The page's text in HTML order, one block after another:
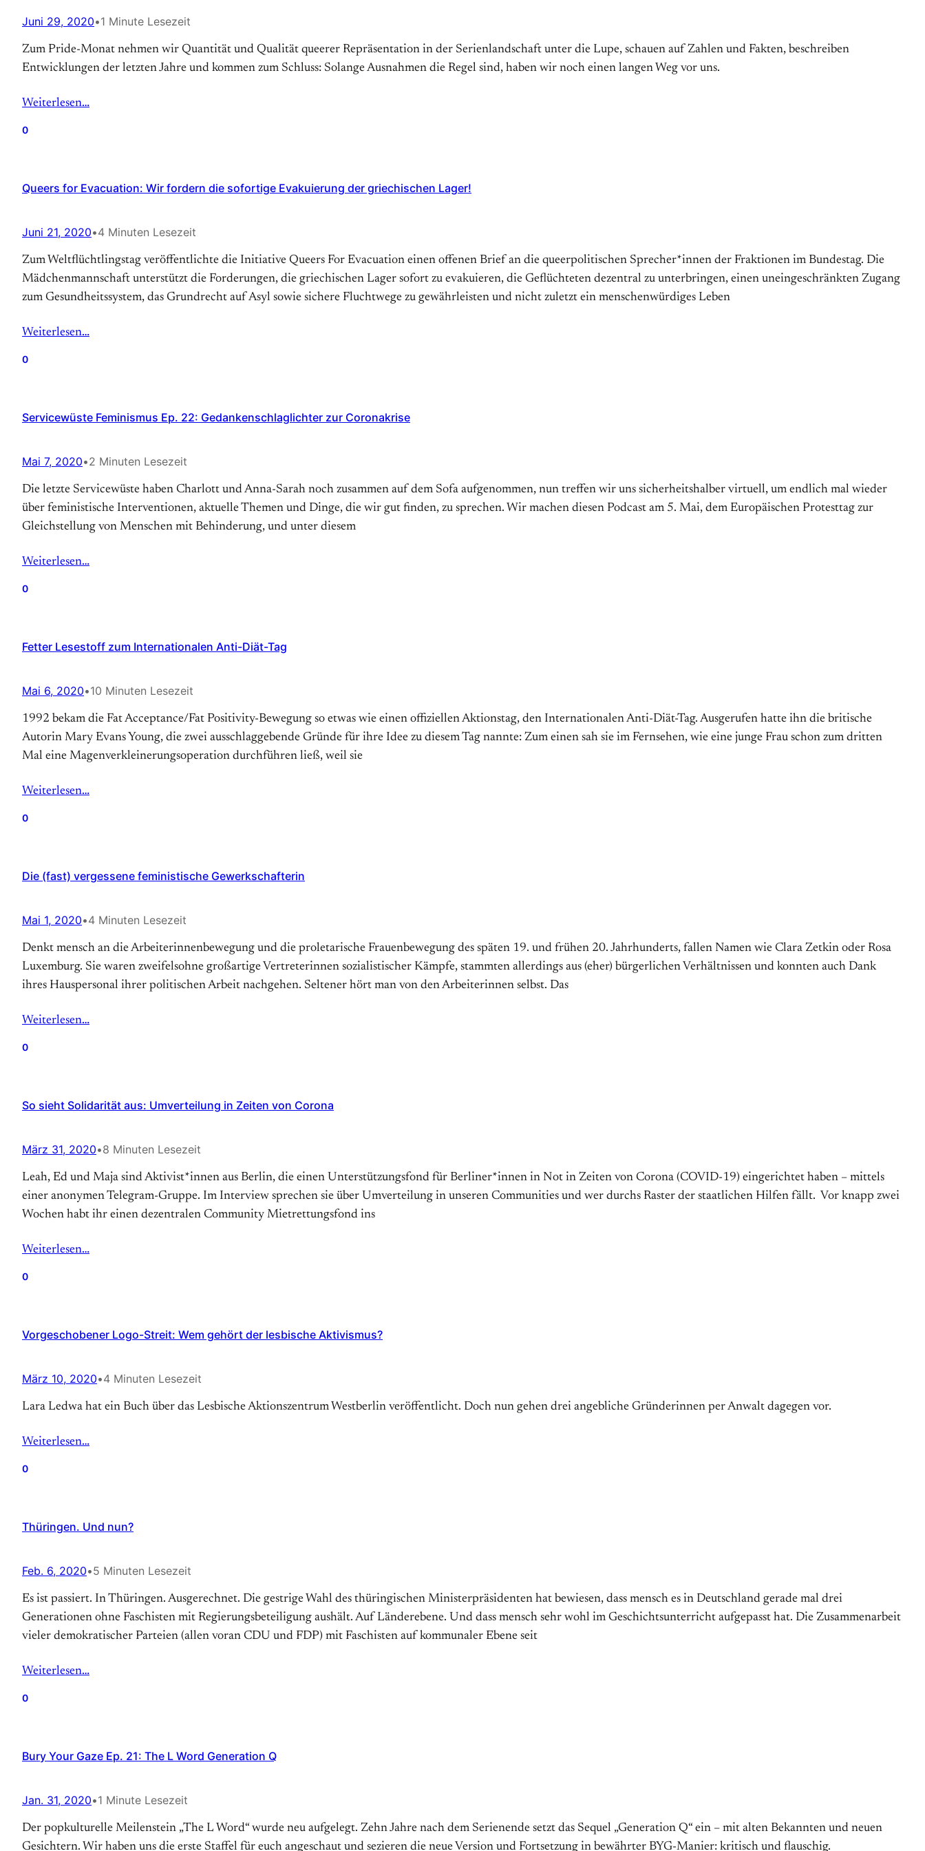
Juni 29, 2020•1 Minute Lesezeit
Zum Pride-Monat nehmen wir Quantität und Qualität queerer Repräsentation in der Serienlandschaft unter die Lupe, schauen auf Zahlen und Fakten, beschreiben
Entwicklungen der letzten Jahre und kommen zum Schluss: Solange Ausnahmen die Regel sind, haben wir noch einen langen Weg vor uns.
Weiterlesen…
0
Queers for Evacuation: Wir fordern die sofortige Evakuierung der griechischen Lager!
Juni 21, 2020•4 Minuten Lesezeit
Zum Weltflüchtlingstag veröffentlichte die Initiative Queers For Evacuation einen offenen Brief an die queerpolitischen Sprecher*innen der Fraktionen im Bundestag. Die
Mädchenmannschaft unterstützt die Forderungen, die griechischen Lager sofort zu evakuieren, die Geflüchteten dezentral zu unterbringen, einen uneingeschränkten Zugang
zum Gesundheitssystem, das Grundrecht auf Asyl sowie sichere Fluchtwege zu gewährleisten und nicht zuletzt ein menschenwürdiges Leben
Weiterlesen…
0
Servicewüste Feminismus Ep. 22: Gedankenschlaglichter zur Coronakrise
Mai 7, 2020•2 Minuten Lesezeit
Die letzte Servicewüste haben Charlott und Anna-Sarah noch zusammen auf dem Sofa aufgenommen, nun treffen wir uns sicherheitshalber virtuell, um endlich mal wieder
über feministische Interventionen, aktuelle Themen und Dinge, die wir gut finden, zu sprechen. Wir machen diesen Podcast am 5. Mai, dem Europäischen Protesttag zur
Gleichstellung von Menschen mit Behinderung, und unter diesem
Weiterlesen…
0
Fetter Lesestoff zum Internationalen Anti-Diät-Tag
Mai 6, 2020•10 Minuten Lesezeit
1992 bekam die Fat Acceptance/Fat Positivity-Bewegung so etwas wie einen offiziellen Aktions­tag, den Internationalen Anti-Diät-Tag. Aus­gerufen hatte ihn die britische
Autorin Mary Evans Young, die zwei ausschlaggebende Gründe für ihre Idee zu diesem Tag nannte: Zum einen sah sie im Fernsehen, wie eine junge Frau schon zum dritten
Mal eine Magen­verkleinerungs­operation durchführen ließ, weil sie
Weiterlesen…
0
Die (fast) vergessene feministische Gewerkschafterin
Mai 1, 2020•4 Minuten Lesezeit
Denkt mensch an die Arbeiterinnenbewegung und die proletarische Frauenbewegung des späten 19. und frühen 20. Jahrhunderts, fallen Namen wie Clara Zetkin oder Rosa
Luxemburg. Sie waren zweifelsohne großartige Vertreterinnen sozialistischer Kämpfe, stammten allerdings aus (eher) bürgerlichen Verhältnissen und konnten auch Dank
ihres Hauspersonal ihrer politischen Arbeit nachgehen. Seltener hört man von den Arbeiterinnen selbst. Das
Weiterlesen…
0
So sieht Solidarität aus: Umverteilung in Zeiten von Corona
März 31, 2020•8 Minuten Lesezeit
Leah, Ed und Maja sind Aktivist*innen aus Berlin, die einen Unterstützungsfond für Berliner*innen in Not in Zeiten von Corona (COVID-19) eingerichtet haben – mittels
einer anonymen Telegram-Gruppe. Im Interview sprechen sie über Umverteilung in unseren Communities und wer durchs Raster der staatlichen Hilfen fällt. Vor knapp zwei
Wochen habt ihr einen dezentralen Community Mietrettungsfond ins
Weiterlesen…
0
Vorgeschobener Logo-Streit: Wem gehört der lesbische Aktivismus?
März 10, 2020•4 Minuten Lesezeit
Lara Ledwa hat ein Buch über das Lesbische Aktionszentrum Westberlin veröffentlicht. Doch nun gehen drei angebliche Gründerinnen per Anwalt dagegen vor.
Weiterlesen…
0
Thüringen. Und nun?
Feb. 6, 2020•5 Minuten Lesezeit
Es ist passiert. In Thüringen. Ausgerechnet. Die gestrige Wahl des thüringischen Ministerpräsidenten hat bewiesen, dass mensch es in Deutschland gerade mal drei
Generationen ohne Faschisten mit Regierungsbeteiligung aushält. Auf Länderebene. Und dass mensch sehr wohl im Geschichtsunterricht aufgepasst hat. Die Zusammenarbeit
vieler demokratischer Parteien (allen voran CDU und FDP) mit Faschisten auf kommunaler Ebene seit
Weiterlesen…
0
Bury Your Gaze Ep. 21: The L Word Generation Q
Jan. 31, 2020•1 Minute Lesezeit
Der popkulturelle Meilenstein „The L Word“ wurde neu aufgelegt. Zehn Jahre nach dem Serienende setzt das Sequel „Generation Q“ ein – mit alten Bekannten und neuen
Gesichtern. Wir haben uns die erste Staffel für euch angeschaut und sezieren die neue Version und Fortsetzung in bewährter BYG-Manier: kritisch und flauschig.